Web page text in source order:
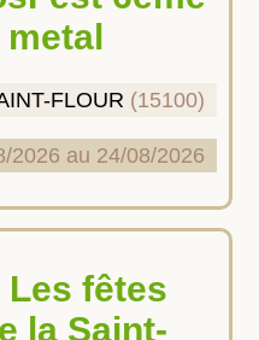
FLOUR (15100)
2026 au 24/08/2026
la Saint-